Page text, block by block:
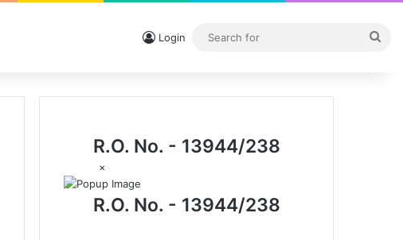
Login
R.O. No. - 13944/238
×
R.O. No. - 13944/238